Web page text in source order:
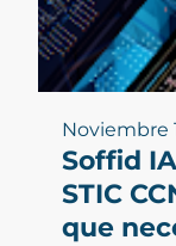
Noviembre
Soffid
STIC
que